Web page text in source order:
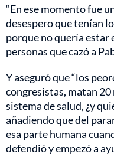
“En ese momento fue
desespero que tenían
porque no quería estar
personas que cazó a
Y aseguró que “los
congresistas, matan 20
sistema de salud, ¿y
añadiendo que del
esa parte humana
defendió y empezó a